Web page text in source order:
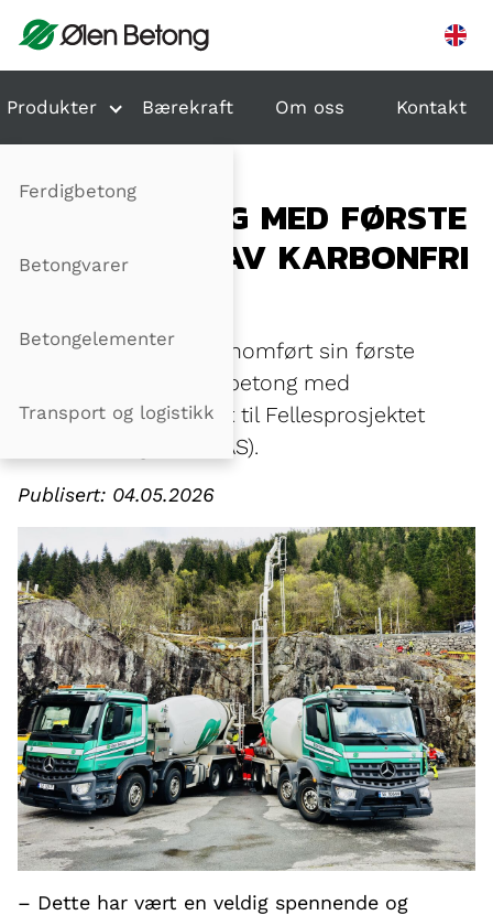
Hopp til innhold
Produkter
Ferdigbetong
Betongvarer
Betongelementer
Transport og logistikk
Bærekraft Om oss Kontakt
ØLEN BETONG MED FØRSTE
LEVERANSE AV KARBONFRI
Ølen Betong har gjennomført sin første
leveranse av sprøytebetong med
karbonfanget sement til Fellesprosjektet
Arna – Stanghelle (FAS).
Publisert: 04.05.2026
– Dette har vært en veldig spennende og